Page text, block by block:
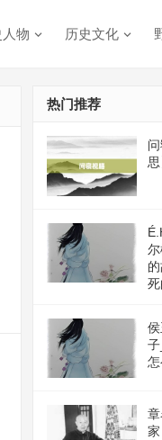
物 历史文化
热门推荐